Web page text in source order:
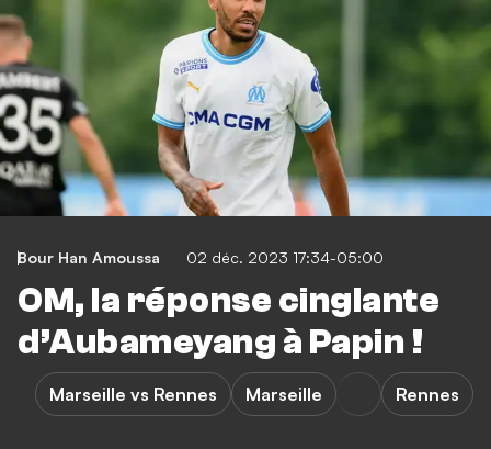
Bour Han Amoussa 02 déc. 2023 17:34-05:00
OM, la réponse cinglante
d’Aubameyang à Papin !
Marseille vs Rennes Marseille Rennes